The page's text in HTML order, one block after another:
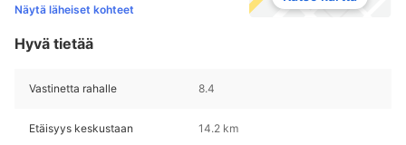
Näytä läheiset kohteet
Hyvä tietää
Vastinetta rahalle 8.4
Etäisyys keskustaan 14.2 km